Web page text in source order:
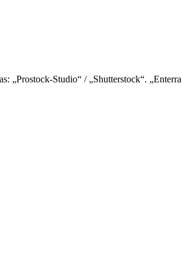
Studio“ / „Shutterstock“.